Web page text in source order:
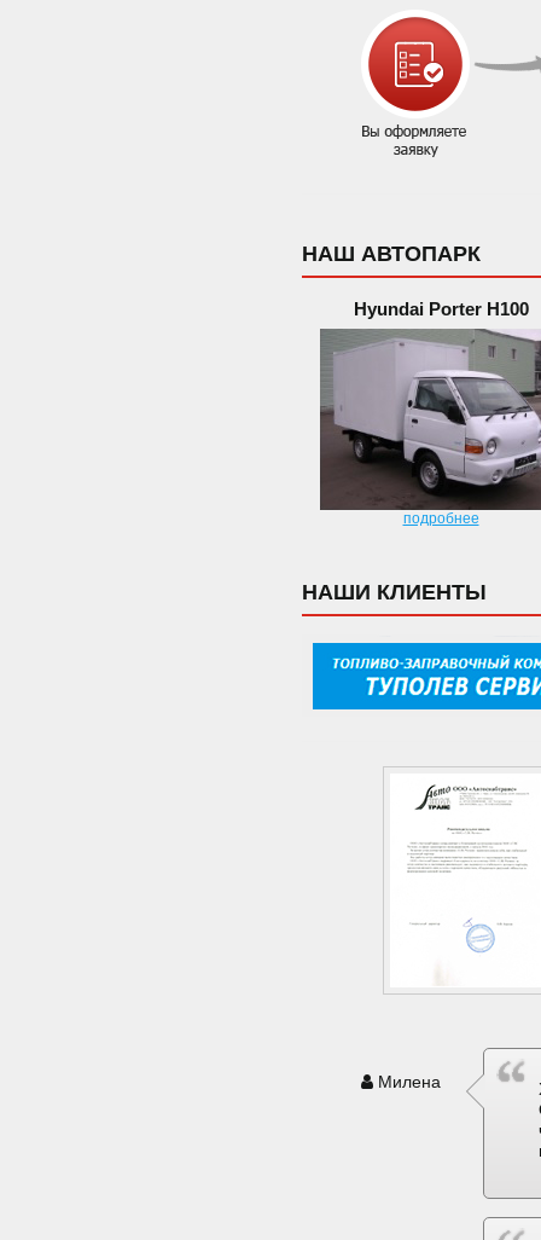
НАШ АВТОПАРК
Hyundai Porter H100
подробнее
НАШИ КЛИЕНТЫ
Милена